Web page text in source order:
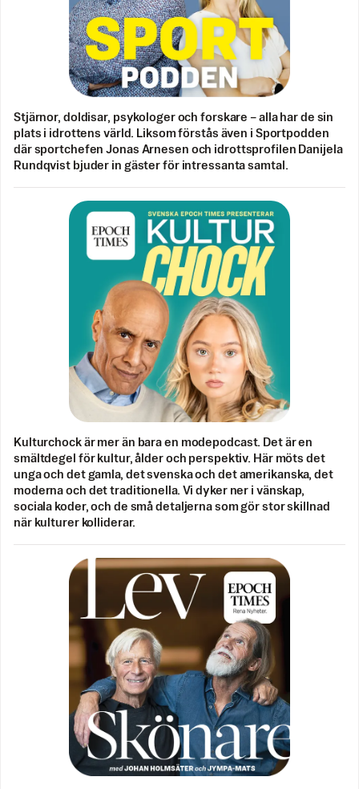
Stjärnor, doldisar, psykologer och forskare – alla har de sin
plats i idrottens värld. Liksom förstås även i Sportpodden
där sportchefen Jonas Arnesen och idrottsprofilen Danijela
Rundqvist bjuder in gäster för intressanta samtal.
Kulturchock är mer än bara en modepodcast. Det är en
smältdegel för kultur, ålder och perspektiv. Här möts det
unga och det gamla, det svenska och det amerikanska, det
moderna och det traditionella. Vi dyker ner i vänskap,
sociala koder, och de små detaljerna som gör stor skillnad
när kulturer kolliderar.